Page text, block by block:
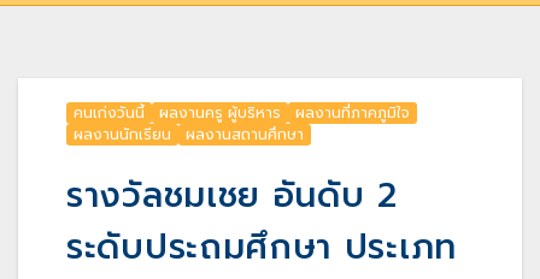
คนเก่งวันนี้ ผลงานครู ผู้บริหาร
ผลงานที่ภาคภูมิใจ
ผลงานนักเรียน
ผลงานสถานศึกษา
รางวัลชมเชย อันดับ 2
ระดับประถมศึกษา ประเภท